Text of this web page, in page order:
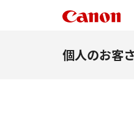
個人のお客